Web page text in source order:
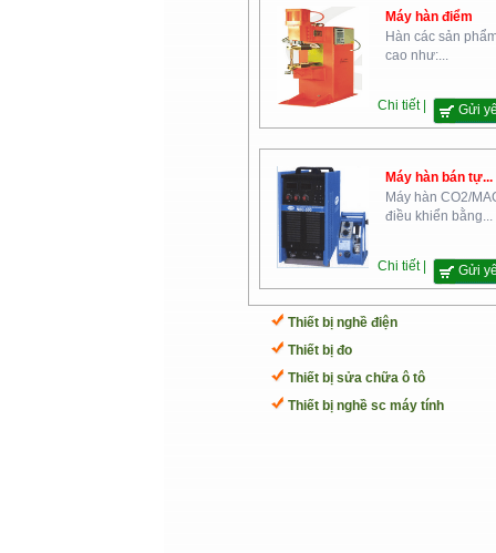
Máy hàn điểm
Hàn các sản
cao như:...
Chi tiết | Gửi
Máy hàn bán tự...
Máy hàn CO2/
điều khiển bằng...
Chi tiết | Gửi
Thiết bị nghề điện
Thiết bị đo
Thiết bị sửa chữa ô tô
Thiết bị nghề sc máy tính